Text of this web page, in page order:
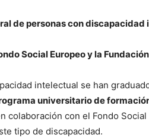
de personas con
Social Europeo y la Fundación
intelectual se han
universitario de
colaboración con el Fondo
tipo de discapacidad.